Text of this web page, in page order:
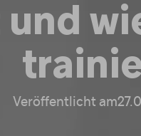
Veröffentlicht am